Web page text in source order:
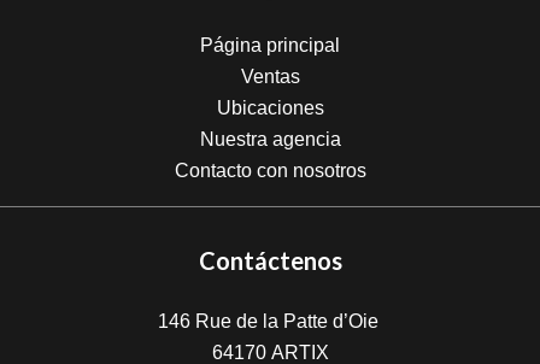
Página principal
Ventas
Ubicaciones
Nuestra agencia
Contacto con nosotros
Contáctenos
146 Rue de la Patte d’Oie
64170 ARTIX